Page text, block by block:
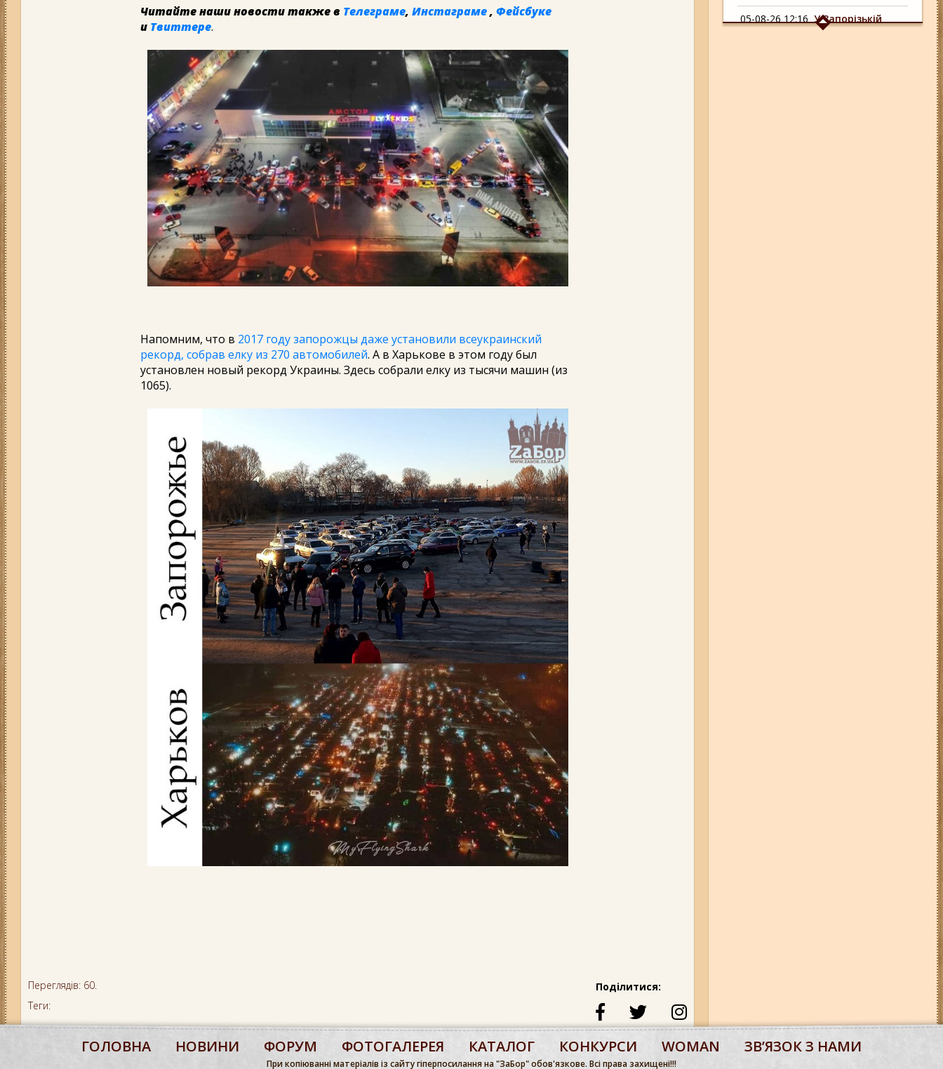
Читайте наши новости также в Телеграме, Инстаграме, Фейсбуке
и Твиттере.
Напомним, что в 2017 году запорожцы даже установили всеукраинский
рекорд, собрав елку из 270 автомобилей. А в Харькове в этом году был
установлен новый рекорд Украины. Здесь собрали елку из тысячи машин (из
1065).
Переглядів: 60.
Теги:
Поділитися:
05-08-26 12:16 У Запорізькій
області ресторан оштрафували
ГОЛОВНА НОВИНИ ФОРУМ ФОТОГАЛЕРЕЯ КАТАЛОГ КОНКУРСИ WOMAN ЗВʼЯЗОК З НАМИ
При копіюванні матеріалів із сайту гіперпосилання на "ЗаБор" обов'язкове. Всі права захищені!!!